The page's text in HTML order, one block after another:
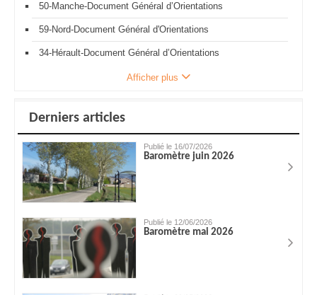
50-Manche-Document Général d’Orientations
59-Nord-Document Général d'Orientations
34-Hérault-Document Général d’Orientations
Afficher plus
Derniers articles
Publié le 16/07/2026
Baromètre juin 2026
Publié le 12/06/2026
Baromètre mai 2026